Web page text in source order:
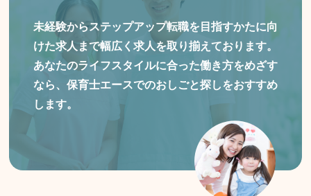
未経験からステップアップ転職を目指すかたに向
けた求人まで幅広く求人を取り揃えております。
あなたのライフスタイルに合った働き方をめざす
なら、保育士エースでのおしごと探しをおすすめ
します。